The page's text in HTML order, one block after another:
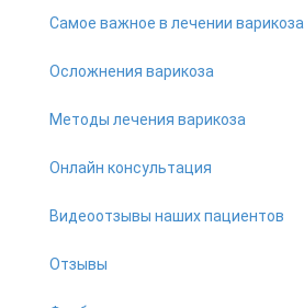
Самое важное в лечении варикоза
Осложнения варикоза
Методы лечения варикоза
Онлайн консультация
Видеоотзывы наших пациентов
Отзывы